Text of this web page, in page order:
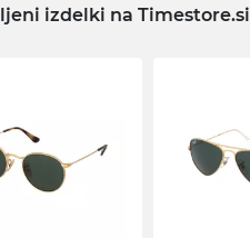
izdelki na Timestore.si